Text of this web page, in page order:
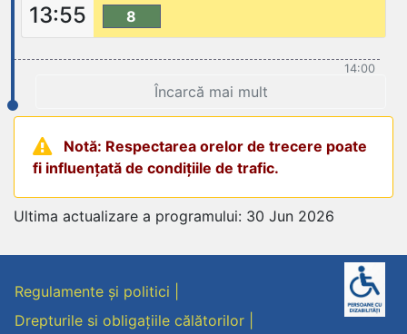
13:55 8
14:00
Încarcă mai mult
Notă: Respectarea orelor de trecere poate
fi influențată de condițiile de trafic.
Ultima actualizare a programului: 30 Jun 2026
Regulamente și politici
Drepturile si obligațiile călătorilor